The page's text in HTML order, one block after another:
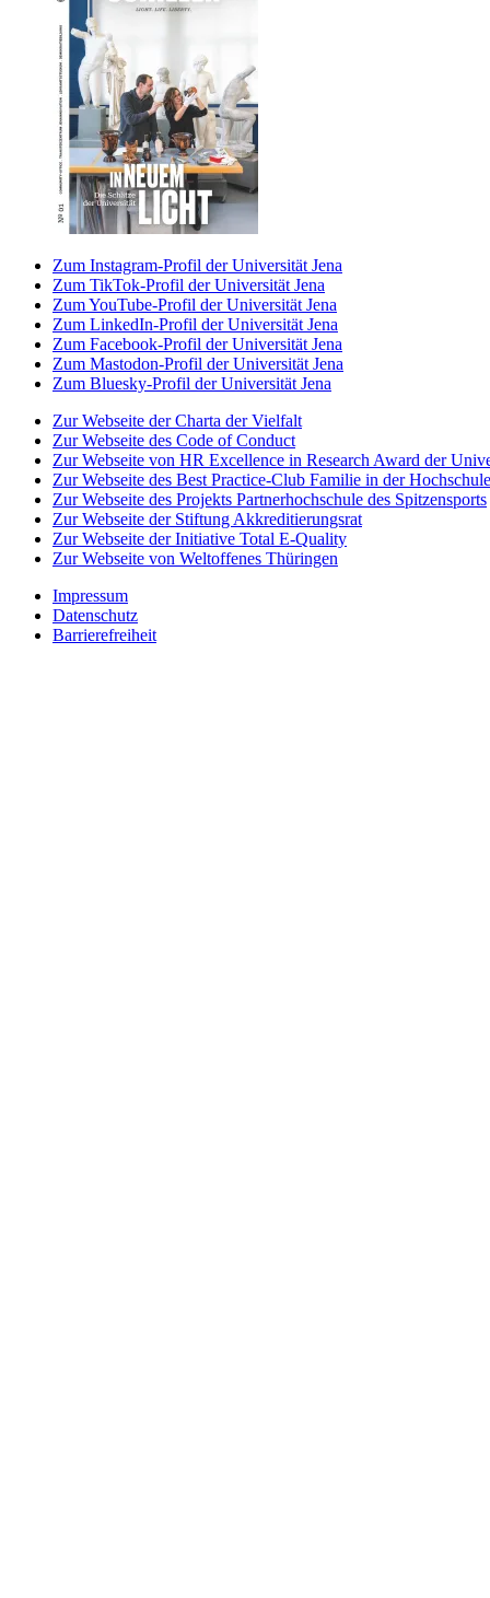
Zum Instagram-Profil der Universität Jena
Zum TikTok-Profil der Universität Jena
Zum YouTube-Profil der Universität Jena
Zum LinkedIn-Profil der Universität Jena
Zum Facebook-Profil der Universität Jena
Zum Mastodon-Profil der Universität Jena
Zum Bluesky-Profil der Universität Jena
Zur Webseite der Charta der Vielfalt
Zur Webseite des Code of Conduct
Zur Webseite von HR Excellence in Research Award der
Zur Webseite des Best Practice-Club Familie in der Hochschule
Zur Webseite des Projekts Partnerhochschule des Spitzensports
Zur Webseite der Stiftung Akkreditierungsrat
Zur Webseite der Initiative Total E-Quality
Zur Webseite von Weltoffenes Thüringen
Impressum
Datenschutz
Barrierefreiheit